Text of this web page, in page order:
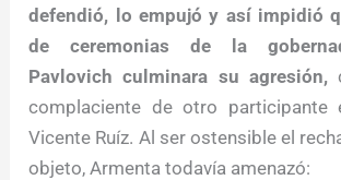
defendió, lo empujó y así impidió
de ceremonias de la
Pavlovich culminara su agresión,
complaciente de otro participante
Vicente Ruíz. Al ser ostensible el
objeto, Armenta todavía amenazó: